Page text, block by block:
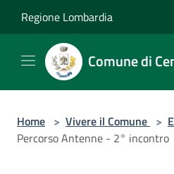
Regione Lombardia
Comune di
Home > Vivere il Comune >
Percorso Antenne - 2° incontro